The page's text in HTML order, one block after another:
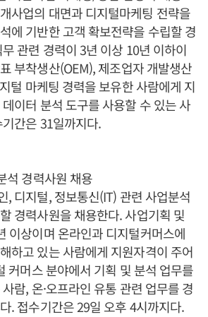
사업의 대면과 디지털마케팅 전략을
에 기반한 고객 확보전략을 수립할 경
관련 경력이 3년 이상 10년 이하이
부착생산(OEM), 제조업자 개발생산
털 마케팅 경력을 보유한 사람에게 지
이터 분석 도구를 사용할 수 있는 사
간은 31일까지다.
석 경력사원 채용
, 디지털, 정보통신(IT) 관련 사업분석
경력사원을 채용한다. 사업기획 및
이상이며 온라인과 디지털커머스에
하고 있는 사람에게 지원자격이 주어
커머스 분야에서 기획 및 분석 업무를
람, 온·오프라인 유통 관련 업무를 경
. 접수기간은 29일 오후 4시까지다.